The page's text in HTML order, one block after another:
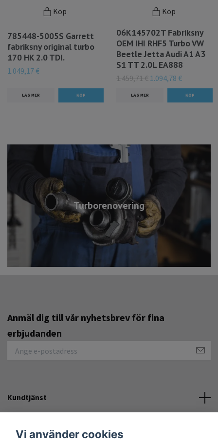
Turborenovering
Köp
785448-5005S Garrett
fabriksny original turbo
170 HK 2.0 TDI.
1.049,17 €
LÄS MER
Köp
06K145702T Fabriksny
OEM IHI RHF5 Turbo VW
Beetle Jetta Audi A1 A3
S1 TT 2.0L EA888
1.459,71 € 1.094,78 €
LÄS MER
Anmäl dig till vår nyhetsbrev för fina
erbjudanden
Kundtjänst
Vi använder cookies